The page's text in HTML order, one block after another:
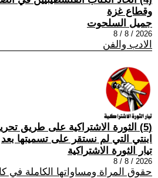
وقطاع غزة
جميل السلحوت
2026 / 8 / 8
الادب والفن
(5) الثورة الاشتراكية على طريق
ابنتي التي لم نستقر على تسميتها بعد
تيار الثورة الاشتراكية
2026 / 8 / 8
حقوق المراة ومساواتها الكاملة في